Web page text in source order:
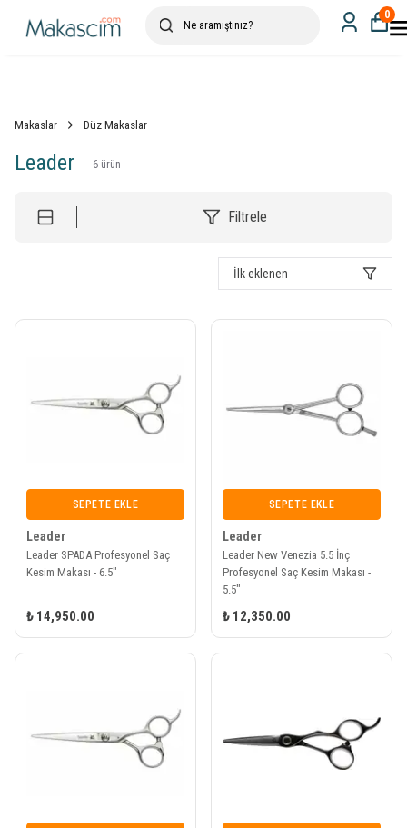
0
Makaslar Düz Makaslar
Leader 6 ürün
Filtrele
İlk eklenen
SEPETE EKLE
Leader
Leader SPADA Profesyonel Saç
Kesim Makası - 6.5"
₺ 14,950.00
SEPETE EKLE
Leader
Leader New Venezia 5.5 İnç
Profesyonel Saç Kesim Makası -
5.5"
₺ 12,350.00